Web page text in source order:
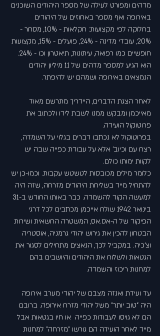
מדהים ומפורט לעילה של מספר היהודים השוכנים
באירופה ואף מספר באחוזים של היהודים
בחלוקה לפי מקצועות: חקלאות - 10%, מסחר -
20%, עובדי מדינה - 24%, פועלים - 15%, מקצועות
חופשיים כמו רפואה, עיתונות, תיאטרון וכו - 24%.
הוא הגיע למספר מדהים של 11 מיליון יהודים
הנמצאים באירופה ושמהם יש להיפתר.
לאחר הצגת הדברים, היידריך מתרשם מאוד
מאייכמן ומבקש ממנו לשבת לידו ולכתוב את
פרוטוקול הועידה.
בפרוטוקול לא נכתבו דברים בגלוי על השמדה,
רצח עם וכיוב' אלא על עבודת כפייה שבה יש
לקוות ימותו כולם.
כלומר מילים מכובסות לטשטש עקבות. וכמו-כן יש
להתחיל מייד בשליחת היהודים מזרחה, שזה היה
בינואר 1942 שולח אייכמן מכתבים לכל דרגי
הפיקוד של ה-אס.אס, המשטרה החשאית ושירות
הבטחון להכין את גירוש יהודי גרמניה, אוסטריה
וצ'כיה. במקביל לכך, הנאצים מתחילים לסגור את
הגטאות ולשלוח את היהודים והיושבים בהם
למחנות ריכוז והשמדה.
עד ועידת ואנזה מצבם של יהודי מערב אירופה
היה "טוב יותר" משל יהודי מזרח אירופה. ברובם
הם לא גויסו לעבודות כפייה  או חיו בגטאות אבל
מייד לאחר הועידה הם גורשו "מזרחה" למחנות